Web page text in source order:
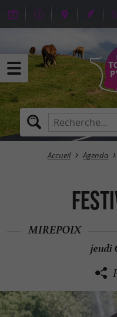
Accueil Agenda
MIREPOIX
jeudi